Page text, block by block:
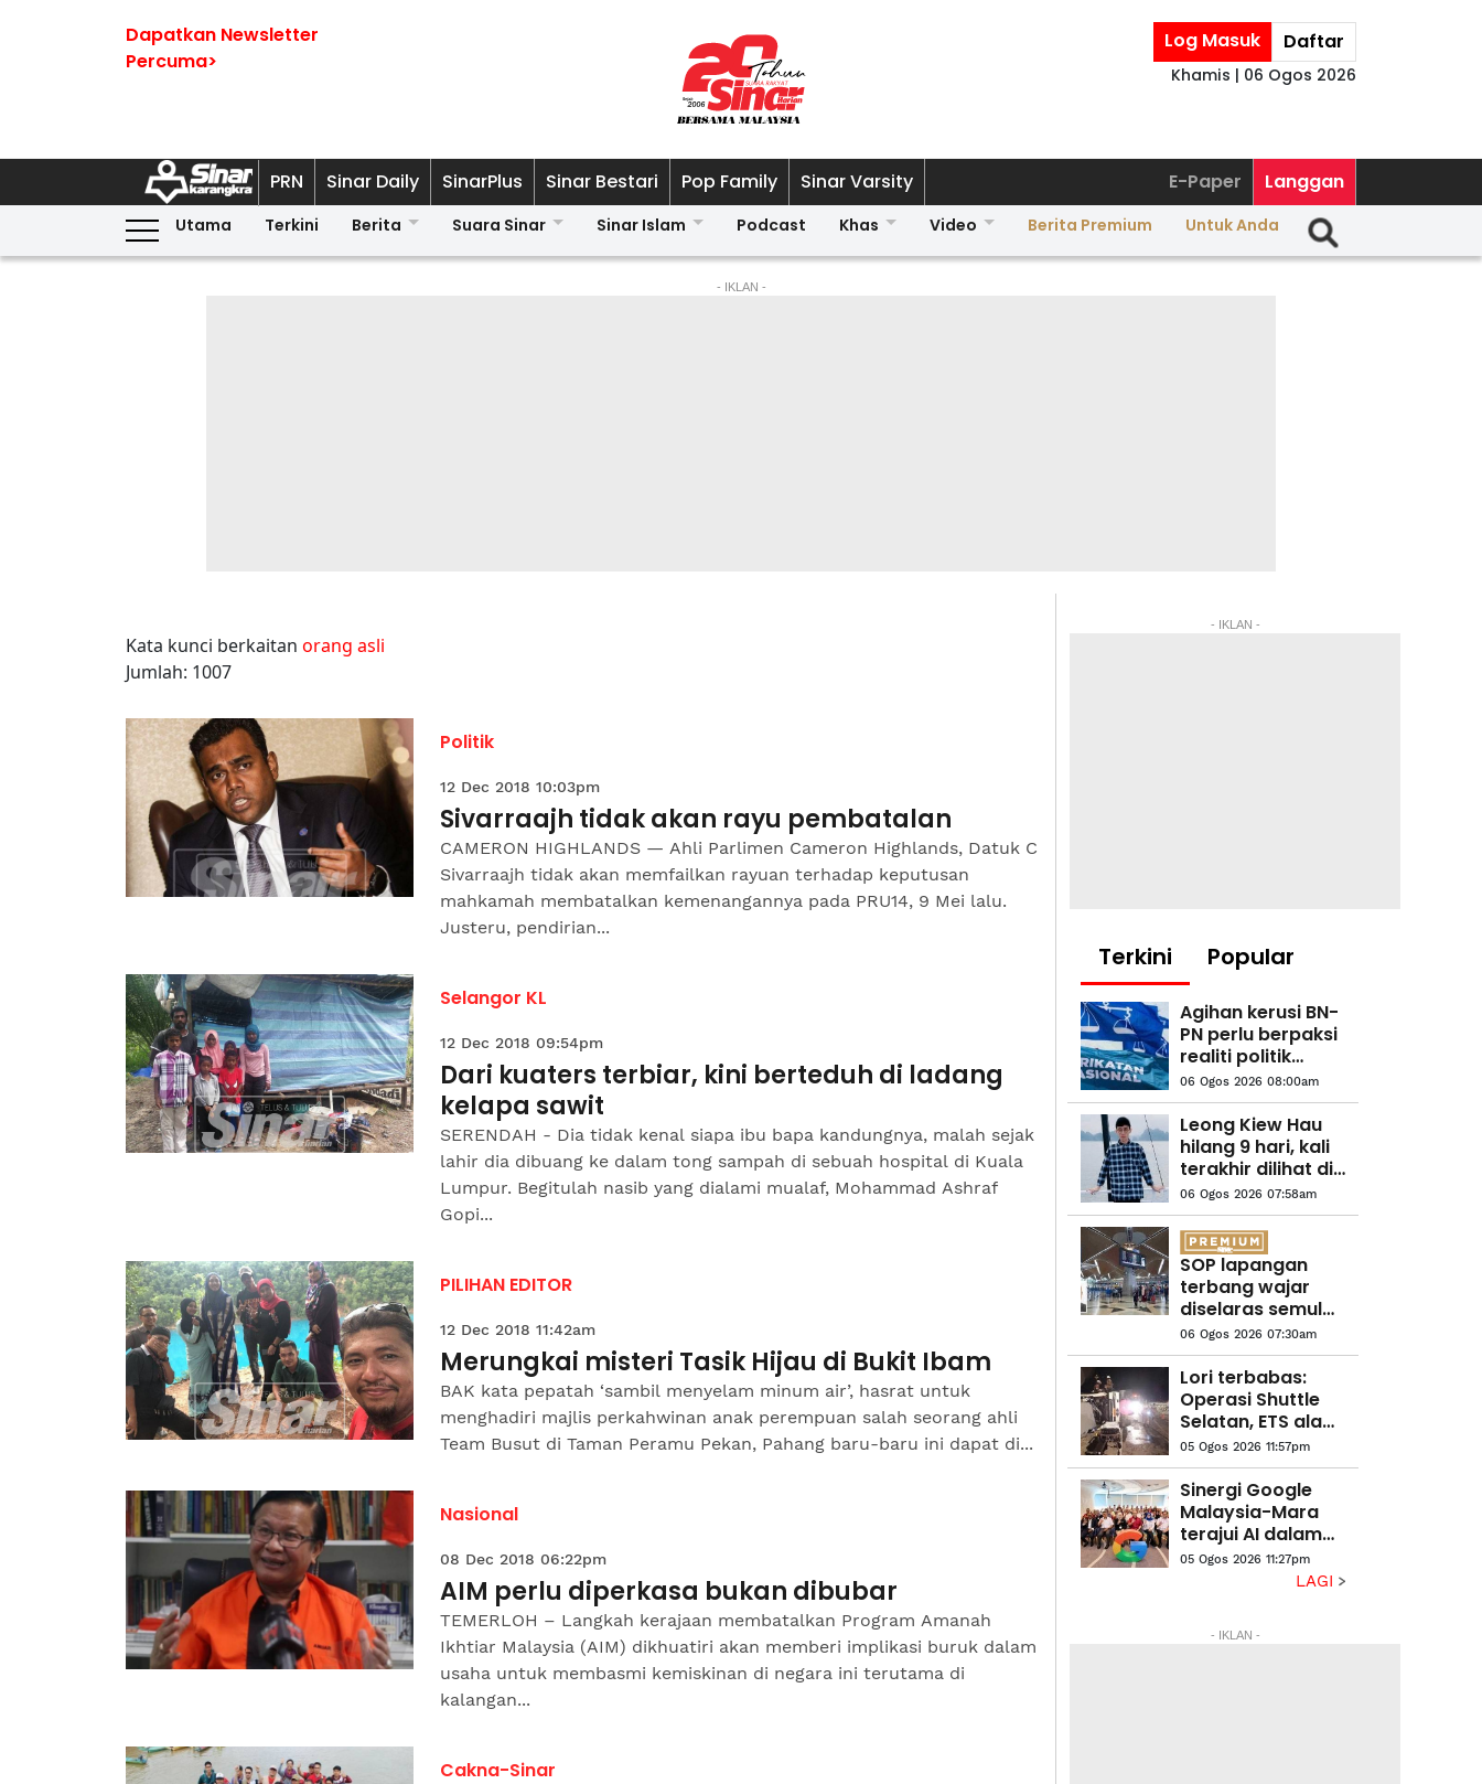
Dapatkan Newsletter
Percuma>
Log Masuk Daftar
Khamis | 06 Ogos 2026
PRN Sinar Daily SinarPlus Sinar Bestari Pop Family Sinar Varsity E-Paper Langgan
Utama Terkini Berita Suara Sinar Sinar Islam Podcast Khas Video Berita Premium Untuk Anda
- IKLAN -
Kata kunci berkaitan orang asli
Jumlah: 1007
Politik
12 Dec 2018 10:03pm
Sivarraajh tidak akan rayu pembatalan
CAMERON HIGHLANDS — Ahli Parlimen Cameron Highlands, Datuk C
Sivarraajh tidak akan memfailkan rayuan terhadap keputusan
mahkamah membatalkan kemenangannya pada PRU14, 9 Mei lalu.
Justeru, pendirian...
Selangor KL
12 Dec 2018 09:54pm
Dari kuaters terbiar, kini berteduh di ladang
kelapa sawit
SERENDAH - Dia tidak kenal siapa ibu bapa kandungnya, malah sejak
lahir dia dibuang ke dalam tong sampah di sebuah hospital di Kuala
Lumpur. Begitulah nasib yang dialami mualaf, Mohammad Ashraf
Gopi...
PILIHAN EDITOR
12 Dec 2018 11:42am
Merungkai misteri Tasik Hijau di Bukit Ibam
BAK kata pepatah ‘sambil menyelam minum air’, hasrat untuk
menghadiri majlis perkahwinan anak perempuan salah seorang ahli
Team Busut di Taman Peramu Pekan, Pahang baru-baru ini dapat di...
Nasional
08 Dec 2018 06:22pm
AIM perlu diperkasa bukan dibubar
TEMERLOH – Langkah kerajaan membatalkan Program Amanah
Ikhtiar Malaysia (AIM) dikhuatiri akan memberi implikasi buruk dalam
usaha untuk membasmi kemiskinan di negara ini terutama di
kalangan...
Cakna-Sinar
- IKLAN -
Terkini Popular
Agihan kerusi BN-
PN perlu berpaksi
realiti politik
semasa - UMNO
Kedah
06 Ogos 2026 08:00am
Leong Kiew Hau
hilang 9 hari, kali
terakhir dilihat di
rumah
06 Ogos 2026 07:58am
SOP lapangan
terbang wajar
diselaras semula
segera
06 Ogos 2026 07:30am
Lori terbabas:
Operasi Shuttle
Selatan, ETS alami
kelewatan
05 Ogos 2026 11:57pm
Sinergi Google
Malaysia-Mara
terajui AI dalam
ekosistem
05 Ogos 2026 11:27pm
LAGI
- IKLAN -